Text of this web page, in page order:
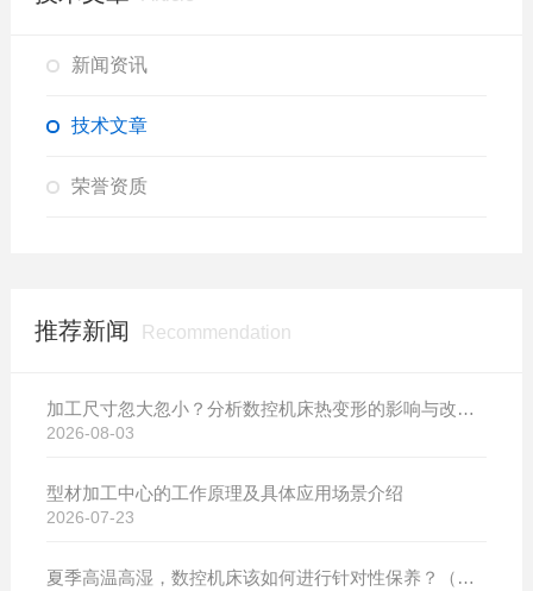
新闻资讯
技术文章
荣誉资质
推荐新闻 Recommendation
加工尺寸忽大忽小？分析数控机床热变形的影响与改善方案
2026-08-03
型材加工中心的工作原理及具体应用场景介绍
2026-07-23
夏季高温高湿，数控机床该如何进行针对性保养？（附冬夏维保异同对比）